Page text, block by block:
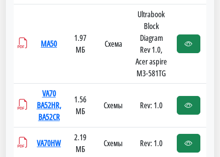
MA50
1.97
МБ
Схема
Ultrabook
Block
Diagram
Rev 1.0,
Acer aspire
M3-581TG
VA70
BA52HR,
BA52CR
1.56
МБ
Схемы Rev: 1.0
VA70HW
2.19
МБ
Схемы Rev: 1.0